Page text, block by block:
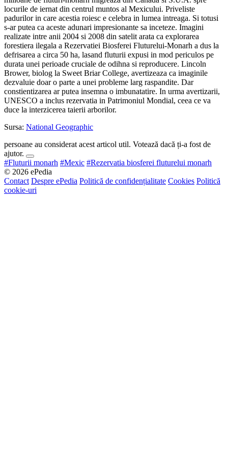
locurile de iernat din centrul muntos al Mexicului. Priveliste
padurilor in care acestia roiesc e celebra in lumea intreaga. Si totusi
s-ar putea ca aceste adunari impresionante sa inceteze. Imagini
realizate intre anii 2004 si 2008 din satelit arata ca explorarea
forestiera ilegala a Rezervatiei Biosferei Fluturelui-Monarh a dus la
defrisarea a circa 50 ha, lasand fluturii expusi in mod periculos pe
durata unei perioade cruciale de odihna si reproducere. Lincoln
Brower, biolog la Sweet Briar College, avertizeaza ca imaginile
dezvaluie doar o parte a unei probleme larg raspandite. Dar
constientizarea ar putea insemna o imbunatatire. In urma avertizarii,
UNESCO a inclus rezervatia in Patrimoniul Mondial, ceea ce va
duce la interzicerea taierii arborilor.
Sursa: National Geographic
persoane au considerat acest articol util. Votează dacă ți-a fost de
ajutor.
#Fluturii monarh #Mexic #Rezervatia biosferei fluturelui monarh
© 2026 ePedia
Contact Despre ePedia Politică de confidențialitate Cookies Politică
cookie-uri